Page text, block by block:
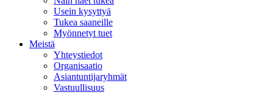
Usein kysyttyä
Tukea saaneille
Myönnetyt tuet
Meistä
Yhteystiedot
Organisaatio
Asiantuntijaryhmät
Vastuullisuus